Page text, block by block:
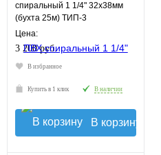
спиральный 1 1/4" 32х38мм
(бухта 25м) ТИП-3
слабонапорный
морозостойкий
Цена:
3 200 руб.
В избранное
Купить в 1 клик В наличии
В корзину